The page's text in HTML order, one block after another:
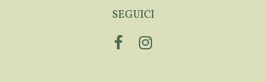
SEGUICI